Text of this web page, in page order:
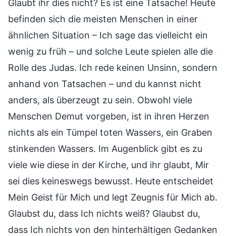
Glaubt ihr dies nicht? Es ist eine Tatsache! Heute
befinden sich die meisten Menschen in einer
ähnlichen Situation – Ich sage das vielleicht ein
wenig zu früh – und solche Leute spielen alle die
Rolle des Judas. Ich rede keinen Unsinn, sondern
anhand von Tatsachen – und du kannst nicht
anders, als überzeugt zu sein. Obwohl viele
Menschen Demut vorgeben, ist in ihren Herzen
nichts als ein Tümpel toten Wassers, ein Graben
stinkenden Wassers. Im Augenblick gibt es zu
viele wie diese in der Kirche, und ihr glaubt, Mir
sei dies keineswegs bewusst. Heute entscheidet
Mein Geist für Mich und legt Zeugnis für Mich ab.
Glaubst du, dass Ich nichts weiß? Glaubst du,
dass Ich nichts von den hinterhältigen Gedanken